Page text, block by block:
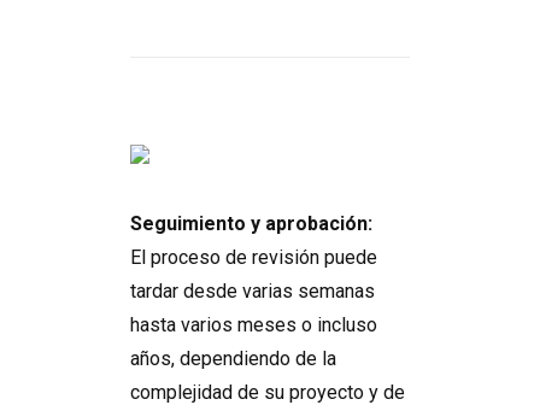
Seguimiento y aprobación:
El proceso de revisión puede
tardar desde varias semanas
hasta varios meses o incluso
años, dependiendo de la
complejidad de su proyecto y de